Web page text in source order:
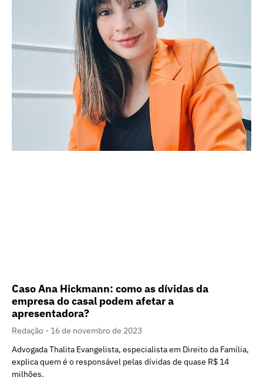
Caso Ana Hickmann: como as dívidas da
empresa do casal podem afetar a
apresentadora?
Redação
16 de novembro de 2023
Advogada Thalita Evangelista, especialista em Direito da Família,
explica quem é o responsável pelas dívidas de quase R$ 14
milhões.